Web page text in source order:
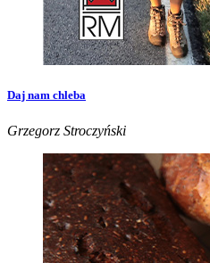
Daj nam chleba
Grzegorz Stroczyński